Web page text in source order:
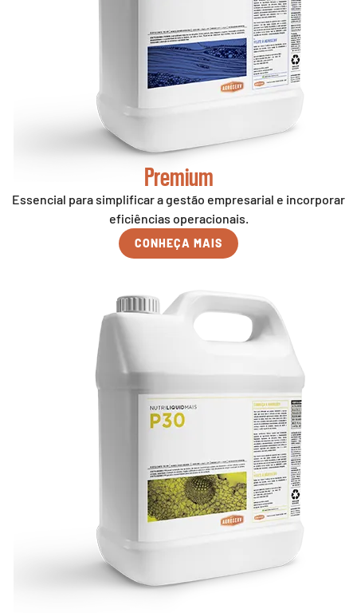
Premium
Essencial para simplificar a gestão empresarial e incorporar
eficiências operacionais.
CONHEÇA MAIS